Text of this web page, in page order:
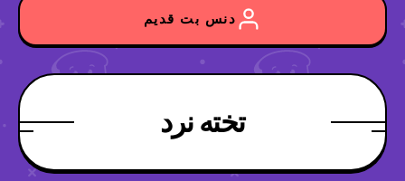
دنس بت قدیم
تخته نرد